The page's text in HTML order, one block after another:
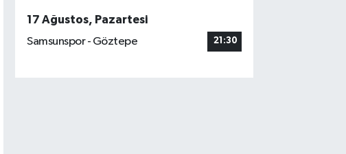
17 Ağustos, Pazartesi
Samsunspor - Göztepe
21:30